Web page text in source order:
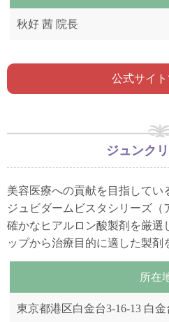
秋好 茜 院長
公式サイ
ジュンク
美容医療への貢献を目指してい
ジュビダームビスタシリーズ
確かなヒアルロン酸製剤を厳選
ップから治療目的に適した製剤
所在
東京都港区白金台3-16-13 白